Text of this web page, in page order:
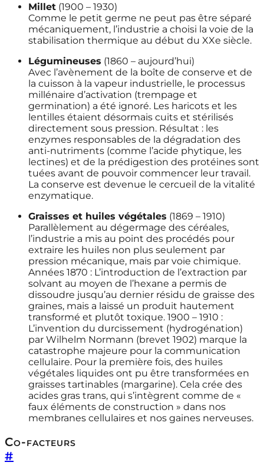
Millet (1900 – 1930)
Comme le petit germe ne peut pas être séparé
mécaniquement, l’industrie a choisi la voie de la
stabilisation thermique au début du XXe siècle.
Légumineuses (1860 – aujourd’hui)
Avec l’avènement de la boîte de conserve et de
la cuisson à la vapeur industrielle, le processus
millénaire d’activation (trempage et
germination) a été ignoré. Les haricots et les
lentilles étaient désormais cuits et stérilisés
directement sous pression. Résultat : les
enzymes responsables de la dégradation des
anti-nutriments (comme l’acide phytique, les
lectines) et de la prédigestion des protéines sont
tuées avant de pouvoir commencer leur travail.
La conserve est devenue le cercueil de la vitalité
enzymatique.
Graisses et huiles végétales (1869 – 1910)
Parallèlement au dégermage des céréales,
l’industrie a mis au point des procédés pour
extraire les huiles non plus seulement par
pression mécanique, mais par voie chimique.
Années 1870 : L’introduction de l’extraction par
solvant au moyen de l’hexane a permis de
dissoudre jusqu’au dernier résidu de graisse des
graines, mais a laissé un produit hautement
transformé et plutôt toxique. 1900 – 1910 :
L’invention du durcissement (hydrogénation)
par Wilhelm Normann (brevet 1902) marque la
catastrophe majeure pour la communication
cellulaire. Pour la première fois, des huiles
végétales liquides ont pu être transformées en
graisses tartinables (margarine). Cela crée des
acides gras trans, qui s’intègrent comme de «
faux éléments de construction » dans nos
membranes cellulaires et nos gaines nerveuses.
Co-facteurs
#